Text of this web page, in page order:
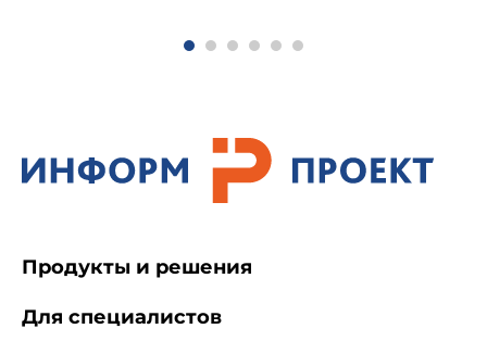
Продукты и решения
Для специалистов